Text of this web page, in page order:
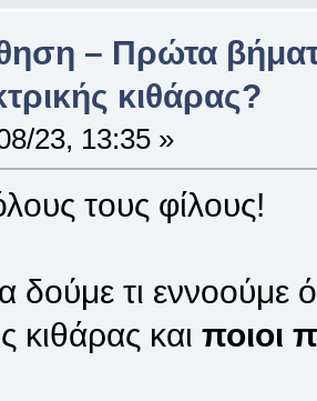
– Πρώτα
κιθάρας?
23, 13:35 »
τους φίλους!
δούμε τι εννοούμε
κιθάρας και ποιοι